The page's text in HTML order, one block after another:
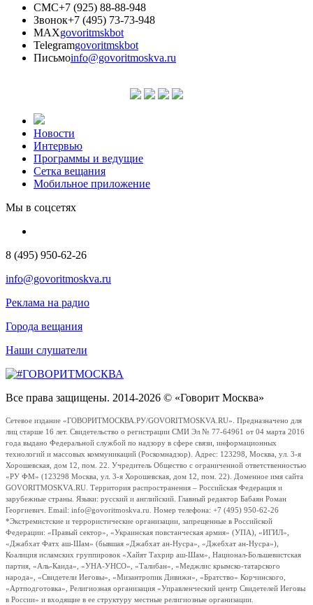
СМС+7 (925) 88-88-948
Звонок+7 (495) 73-73-948
MAXgovoritmskbot
Telegramgovoritmskbot
Письмоinfo@govoritmoskva.ru
Новости
Интервью
Программы и ведущие
Сетка вещания
Мобильное приложение
Мы в соцсетях
8 (495) 950-62-26
info@govoritmoskva.ru
Реклама на радио
Города вещания
Наши слушатели
Все права защищены. 2014-2026 © «Говорит Москва»
Сетевое издание «ГОВОРИТМОСКВА.РУ/GOVORITMOSKVA.RU». Предназначено для
лиц старше 16 лет. Свидетельство о регистрации СМИ Эл № 77-64961 от 04 марта 2016
года выдано Федеральной службой по надзору в сфере связи, информационных
технологий и массовых коммуникаций (Роскомнадзор). Адрес: 123298, Москва, ул. 3-я
Хорошевская, дом 12, пом. 22. Учредитель Общество с ограниченной ответственностью
«РУ ФМ» (123298 Москва, ул. 3-я Хорошевская, дом 12, пом. 22). Доменное имя сайта
GOVORITMOSKVA.RU. Территория распространения – Российская Федерация и
зарубежные страны. Языки: русский и английский. Главный редактор Бабаян Роман
Георгиевич. Email: info@govoritmoskva.ru. Номер телефона: +7 (495) 950-62-26
*Экстремистские и террористические организации, запрещенные в Российской
Федерации: «Правый сектор», «Украинская повстанческая армия» (УПА), «ИГИЛ»,
«Джабхат Фатх аш-Шам» (бывшая «Джабхат ан-Нусра», «Джебхат ан-Нусра»),
Коалиция исламских группировок «Хайят Тахрир аш-Шам», Национал-Большевистская
партия, «Аль-Каида», «УНА-УНСО», «Талибан», «Меджлис крымско-татарского
народа», «Свидетели Иеговы», «Мизантропик Дивижн», «Братство» Корчинского,
«Артподготовка», Религиозная организация «Управленческий центр Свидетелей Иеговы
в России» и входящие в ее структуру местные религиозные организации.